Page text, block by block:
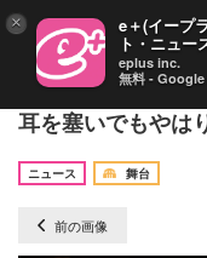
劇団時間制作特別
耳を塞いでもやは
ニュース
舞台
前の画像
× e＋(イープ
ト・ニュー
eplus inc.
無料 -